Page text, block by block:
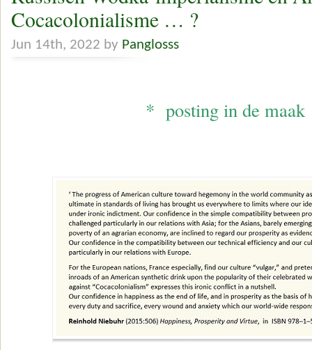
Cocacolonialisme … ?
Jun 14th, 2022 by Panglosss
* posting in de